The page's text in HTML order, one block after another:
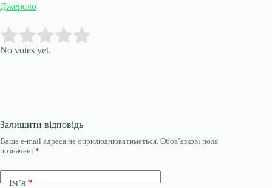
Джерело
Rate this item:
No votes yet.
Залишити відповідь
Ваша e-mail адреса не оприлюднюватиметься. Обов’язкові поля
позначені *
Ім’я*